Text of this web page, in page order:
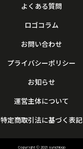
よくある質問
ロゴコラム
お問い合わせ
プライバシーポリシー
お知らせ
運営主体について
特定商取引法に基づく表記
Copyright © 2021 synchlogo